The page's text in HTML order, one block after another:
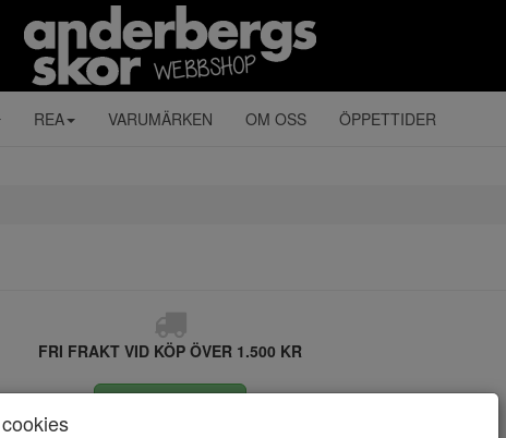
REA VARUMÄRKEN OM OSS ÖPPETTIDER
FRI FRAKT VID KÖP ÖVER 1.500 KR